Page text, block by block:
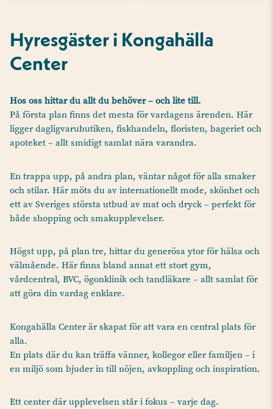
Hyresgäster i Kongahälla
Center
Hos oss hittar du allt du behöver – och lite till.
På första plan finns det mesta för vardagens ärenden. Här
ligger dagligvarubutiken, fiskhandeln, floristen, bageriet och
apoteket – allt smidigt samlat nära varandra.
En trappa upp, på andra plan, väntar något för alla smaker
och stilar. Här möts du av internationellt mode, skönhet och
ett av Sveriges största utbud av mat och dryck – perfekt för
både shopping och smakupplevelser.
Högst upp, på plan tre, hittar du generösa ytor för hälsa och
välmående. Här finns bland annat ett stort gym,
vårdcentral, BVC, ögonklinik och tandläkare – allt samlat för
att göra din vardag enklare.
Kongahälla Center är skapat för att vara en central plats för
alla.
En plats där du kan träffa vänner, kollegor eller familjen – i
en miljö som bjuder in till nöjen, avkoppling och inspiration.
Ett center där upplevelsen står i fokus – varje dag.